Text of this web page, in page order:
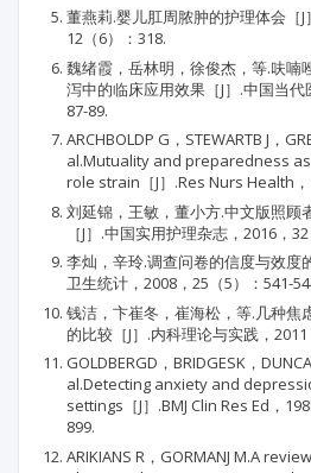
董燕莉.婴儿肛周脓肿的护理体会［J
12（6）：318.
魏绪霞，岳林明，徐俊杰，等.呋喃
泻中的临床应用效果［J］.中国当代
87-89.
ARCHBOLDP G，STEWARTB J，
al.Mutuality and preparedness
role strain［J］.Res Nurs Health
刘延锦，王敏，董小方.中文版照顾
［J］.中国实用护理杂志，2016，
李灿，辛玲.调查问卷的信度与效度
卫生统计，2008，25（5）：541-
钱洁，卞崔冬，崔海松，等.几种焦
的比较［J］.内科理论与实践，
GOLDBERGD，BRIDGESK，
al.Detecting anxiety and
settings［J］.BMJ Clin Res Ed，
899.
ARIKIANS R，GORMANJ M.A